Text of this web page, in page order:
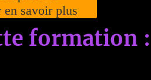
en savoir plus
formation :